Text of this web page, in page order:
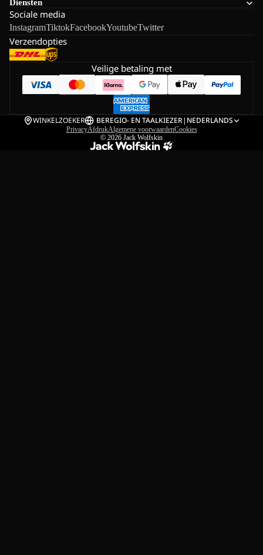
Diensten
Sociale media
InstagramTiktokFacebookYoutubeTwitter
Verzendopties
Veilige betaling met
WINKELZOEKER BEREGIO- EN TAALKIEZER| NEDERLANDS
PrivacyAfdrukAlgemene voorwaardenCookies
© 2026 Jack Wolfskin